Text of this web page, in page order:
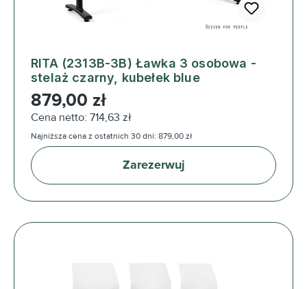
RITA (2313B-3B) Ławka 3 osobowa -
stelaż czarny, kubełek blue
Cena regularna:
879,00 zł
Cena netto: 714,63 zł
Najniższa cena z ostatnich 30 dni: 879,00 zł
Zarezerwuj